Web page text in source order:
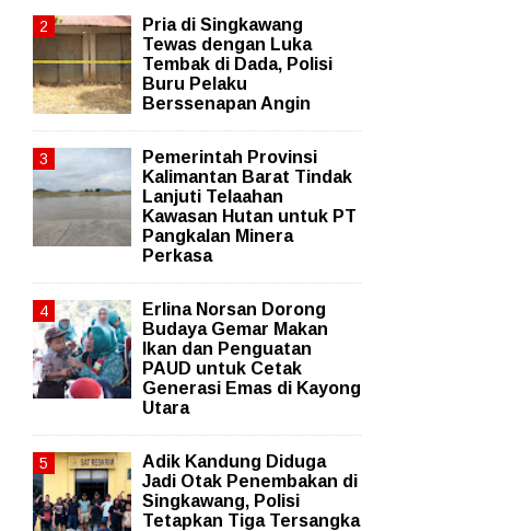
Pria di Singkawang
Tewas dengan Luka
Tembak di Dada, Polisi
Buru Pelaku
Berssenapan Angin
Pemerintah Provinsi
Kalimantan Barat Tindak
Lanjuti Telaahan
Kawasan Hutan untuk PT
Pangkalan Minera
Perkasa
Erlina Norsan Dorong
Budaya Gemar Makan
Ikan dan Penguatan
PAUD untuk Cetak
Generasi Emas di Kayong
Utara
Adik Kandung Diduga
Jadi Otak Penembakan di
Singkawang, Polisi
Tetapkan Tiga Tersangka